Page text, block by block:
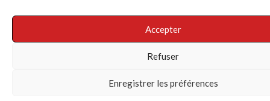
Accepter
Refuser
Enregistrer les préférences